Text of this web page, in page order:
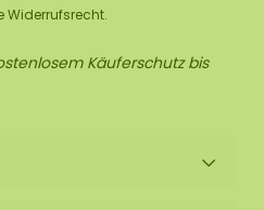
Widerrufsrecht.
Käuferschutz bis